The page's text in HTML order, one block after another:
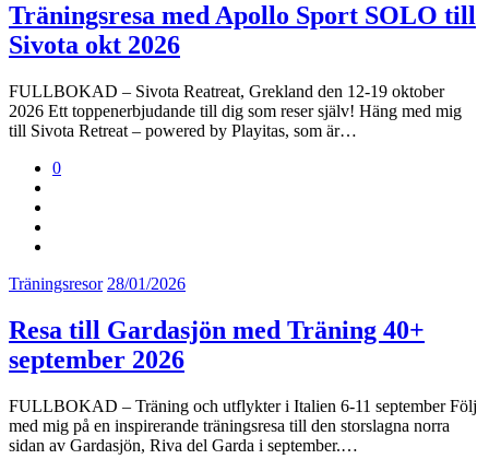
Träningsresa med Apollo Sport SOLO till
Sivota okt 2026
FULLBOKAD – Sivota Reatreat, Grekland den 12-19 oktober
2026 Ett toppenerbjudande till dig som reser själv! Häng med mig
till Sivota Retreat – powered by Playitas, som är…
0
Träningsresor 28/01/2026
Resa till Gardasjön med Träning 40+
september 2026
FULLBOKAD – Träning och utflykter i Italien 6-11 september Följ
med mig på en inspirerande träningsresa till den storslagna norra
sidan av Gardasjön, Riva del Garda i september.…